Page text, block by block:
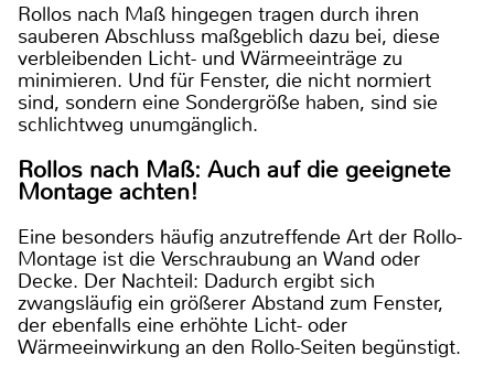
Rollos nach Maß hingegen tragen durch ihren
sauberen Abschluss maßgeblich dazu bei, diese
verbleibenden Licht- und Wärmeeinträge zu
minimieren. Und für Fenster, die nicht normiert
sind, sondern eine Sondergröße haben, sind sie
schlichtweg unumgänglich.
Rollos nach Maß: Auch auf die geeignete
Montage achten!
Eine besonders häufig anzutreffende Art der Rollo-
Montage ist die Verschraubung an Wand oder
Decke. Der Nachteil: Dadurch ergibt sich
zwangsläufig ein größerer Abstand zum Fenster,
der ebenfalls eine erhöhte Licht- oder
Wärmeeinwirkung an den Rollo-Seiten begünstigt.